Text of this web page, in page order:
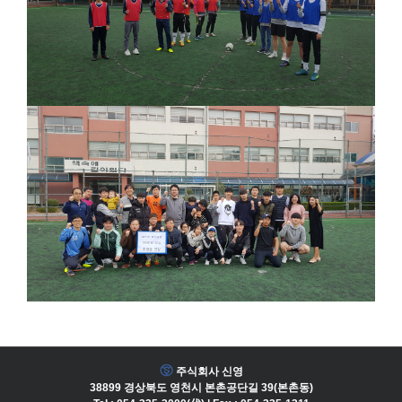
주식회사 신영
38899 경상북도 영천시 본촌공단길 39(본촌동)